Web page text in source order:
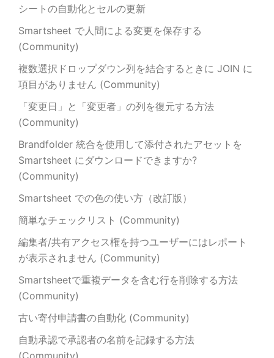
シートの自動化とセルの更新
Smartsheet で人間による変更を保存する
(Community)
複数選択ドロップダウン列を結合するときに JOIN に
項目がありません (Community)
「変更日」と「変更者」の列を復元する方法
(Community)
Brandfolder 統合を使用して添付されたアセットを
Smartsheet にダウンロードできますか?
(Community)
Smartsheet での色の使い方（改訂版）
簡単なチェックリスト (Community)
編集者/共有アクセス権を持つユーザーにはレポート
が表示されません (Community)
Smartsheetで重複データを含む行を削除する方法
(Community)
古い寄付申請書の自動化 (Community)
自動承認で承認者の名前を記録する方法
(Community)